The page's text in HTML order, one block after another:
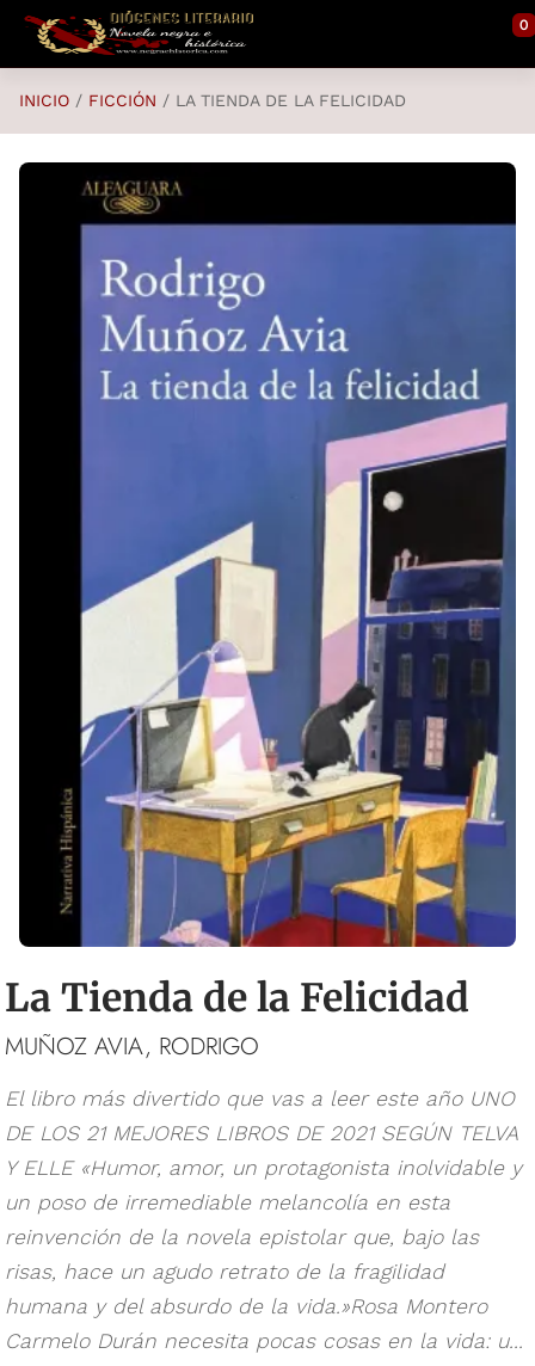
Saltar al contenido principal
0
INICIO FICCIÓN LA TIENDA DE LA FELICIDAD
La Tienda de la Felicidad
MUÑOZ AVIA, RODRIGO
El libro más divertido que vas a leer este año UNO
DE LOS 21 MEJORES LIBROS DE 2021 SEGÚN TELVA
Y ELLE «Humor, amor, un protagonista inolvidable y
un poso de irremediable melancolía en esta
reinvención de la novela epistolar que, bajo las
risas, hace un agudo retrato de la fragilidad
humana y del absurdo de la vida.»Rosa Montero
Carmelo Durán necesita pocas cosas en la vida: u...